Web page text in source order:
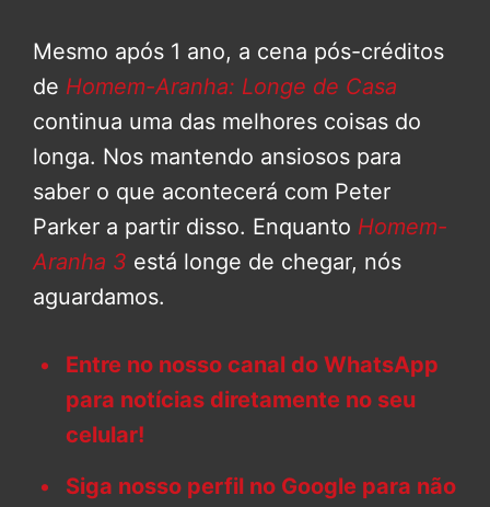
Mesmo após 1 ano, a cena pós-créditos
de Homem-Aranha: Longe de Casa
continua uma das melhores coisas do
longa. Nos mantendo ansiosos para
saber o que acontecerá com Peter
Parker a partir disso. Enquanto Homem-
Aranha 3 está longe de chegar, nós
aguardamos.
Entre no nosso canal do WhatsApp
para notícias diretamente no seu
celular!
Siga nosso perfil no Google para não